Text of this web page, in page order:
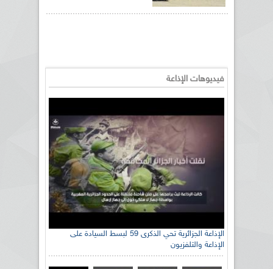
فيديوهات الإذاعة
الإذاعة الجزائرية تحي الذكرى 59 لبسط السيادة على
الإذاعة والتلفزيون